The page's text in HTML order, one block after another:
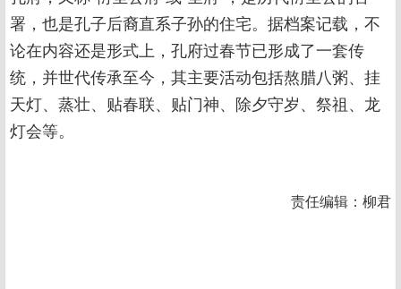
署，也是孔子后裔直系子孙的住宅。据档案记载，不
论在内容还是形式上，孔府过春节已形成了一套传
统，并世代传承至今，其主要活动包括熬腊八粥、挂
天灯、蒸壮、贴春联、贴门神、除夕守岁、祭祖、龙
灯会等。
责任编辑：柳君